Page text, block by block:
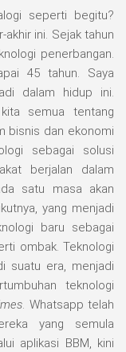
seperti begitu?
ini. Sejak tahun
penerbangan.
45 tahun. Saya
dalam hidup ini.
semua tentang
bisnis dan ekonomi
sebagai solusi
berjalan dalam
satu masa akan
yang menjadi
baru sebagai
ombak. Teknologi
suatu era, menjadi
teknologi
. Whatsapp telah
yang semula
aplikasi BBM, kini